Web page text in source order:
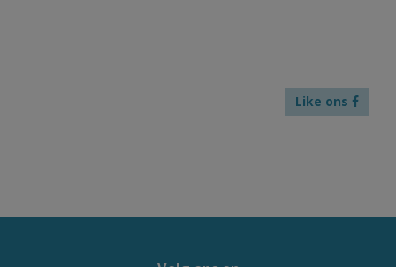
Like ons